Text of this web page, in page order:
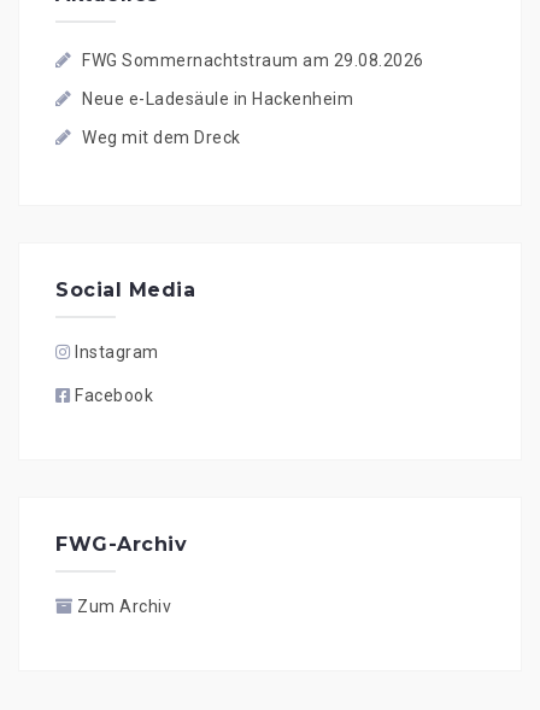
FWG Sommernachtstraum am 29.08.2026
Neue e-Ladesäule in Hackenheim
Weg mit dem Dreck
Social Media
Instagram
Facebook
FWG-Archiv
Zum Archiv